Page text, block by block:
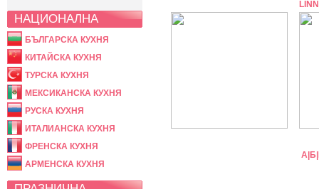
НАЦИОНАЛНА
БЪЛГАРСКА КУХНЯ
КИТАЙСКА КУХНЯ
ТУРСКА КУХНЯ
МЕКСИКАНСКА КУХНЯ
РУСКА КУХНЯ
ИТАЛИАНСКА КУХНЯ
ФРЕНСКА КУХНЯ
АРМЕНСКА КУХНЯ
А Б